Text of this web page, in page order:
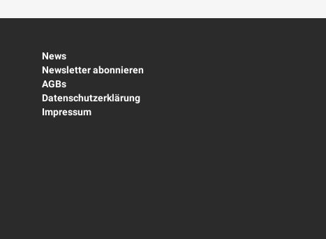
News
Newsletter abonnieren
AGBs
Datenschutzerklärung
Impressum